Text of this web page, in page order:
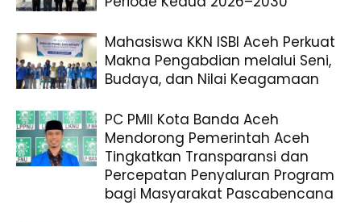
Mahasiswa KKN ISBI Aceh Perkuat
Makna Pengabdian melalui Seni,
Budaya, dan Nilai Keagamaan
PC PMII Kota Banda Aceh
Mendorong Pemerintah Aceh
Tingkatkan Transparansi dan
Percepatan Penyaluran Program
bagi Masyarakat Pascabencana